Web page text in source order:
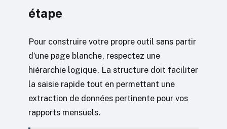
étape
Pour construire votre propre outil sans partir
d’une page blanche, respectez une
hiérarchie logique. La structure doit faciliter
la saisie rapide tout en permettant une
extraction de données pertinente pour vos
rapports mensuels.